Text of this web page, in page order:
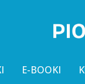
E-BOOKI